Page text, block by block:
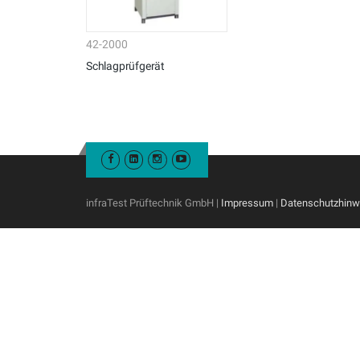
42-2000
Schlagprüfgerät
infraTest Prüftechnik GmbH | Impressum |